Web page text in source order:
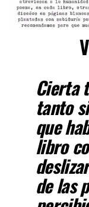
Cierta
tanto
que
libro
de las